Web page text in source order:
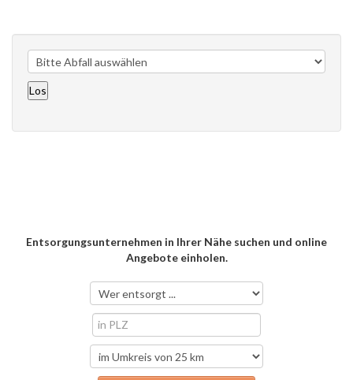
Entsorgungsunternehmen in Ihrer Nähe suchen und online
Angebote einholen.